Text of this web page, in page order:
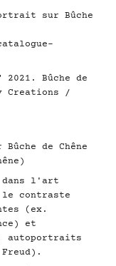
sur Bûche
Bûche de
Creations /
de Chêne
l'art
contraste
(ex.
et
autoportraits